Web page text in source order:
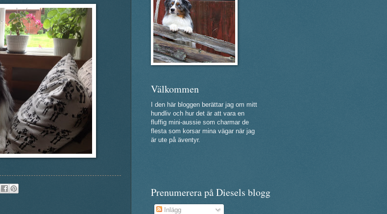
Välkommen
I den här bloggen berättar jag om mitt
hundliv och hur det är att vara en
fluffig mini-aussie som charmar de
flesta som korsar mina vägar när jag
är ute på äventyr.
Prenumerera på Diesels blogg
Inlägg